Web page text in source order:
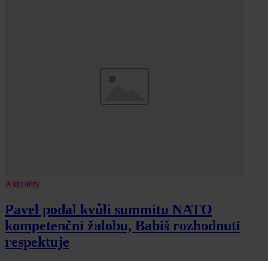
Aktuality
Pavel podal kvůli summitu NATO
kompetenční žalobu, Babiš rozhodnutí
respektuje